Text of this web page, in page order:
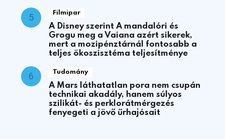
Filmipar
A Disney szerint A mandalóri és
Grogu meg a Vaiana azért sikerek,
mert a mozipénztárnál fontosabb a
teljes ökoszisztéma teljesítménye
Tudomány
A Mars láthatatlan pora nem csupán
technikai akadály, hanem súlyos
szilikát- és perklorátmérgezés
fenyegeti a jövő űrhajósait